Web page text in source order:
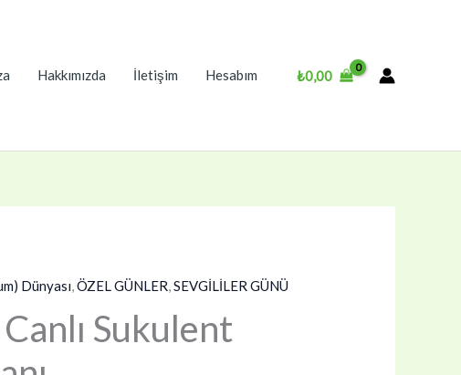
Hakkımızda İletişim Hesabım ₺0,00
Dünyası,ÖZEL GÜNLER,SEVGİLİLER GÜNÜ
Canlı Sukulent